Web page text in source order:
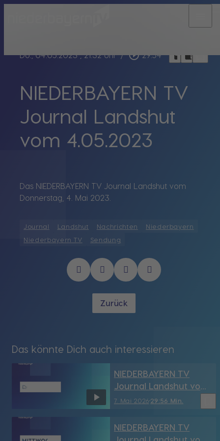
Do., 04.05.2023, 21:32 Uhr / play_circle_outline 29:54 headphones chrome_reader_mode
NIEDERBAYERN TV
Journal Landshut
vom 4.05.2023
Das NIEDERBAYERN TV Journal Landshut vom
Donnerstag, 4. Mai 2023.
Journal Landshut Nachrichten
Niederbayern
Niederbayern TV
Sendung
Zurück
Das könnte Dich auch interessieren
7. Mai 2026 29:56 Min.
NIEDERBAYERN TV
Journal Landshut vom
7.05.2026
NIEDERBAYERN TV